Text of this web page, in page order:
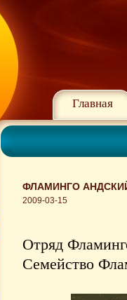
Главная
ФЛАМИНГО АНДСКИЙ
2009-03-15
Отряд
Семейство